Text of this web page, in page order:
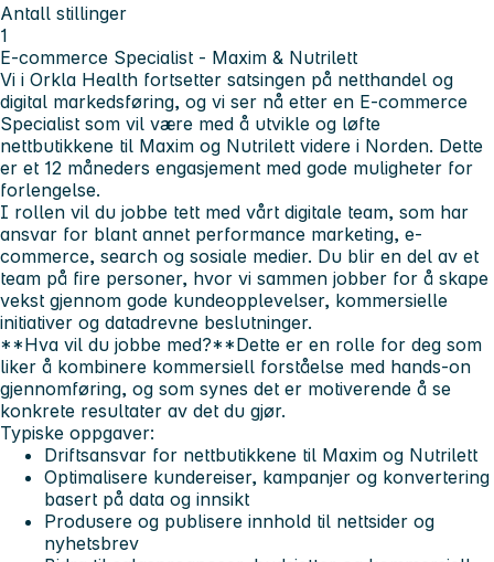
Antall stillinger
1
E-commerce Specialist - Maxim & Nutrilett
Vi i Orkla Health fortsetter satsingen på netthandel og
digital markedsføring, og vi ser nå etter en E-commerce
Specialist som vil være med å utvikle og løfte
nettbutikkene til Maxim og Nutrilett videre i Norden. Dette
er et 12 måneders engasjement med gode muligheter for
forlengelse.
I rollen vil du jobbe tett med vårt digitale team, som har
ansvar for blant annet performance marketing, e-
commerce, search og sosiale medier. Du blir en del av et
team på fire personer, hvor vi sammen jobber for å skape
vekst gjennom gode kundeopplevelser, kommersielle
initiativer og datadrevne beslutninger.
**Hva vil du jobbe med?**Dette er en rolle for deg som
liker å kombinere kommersiell forståelse med hands-on
gjennomføring, og som synes det er motiverende å se
konkrete resultater av det du gjør.
Typiske oppgaver:
Driftsansvar for nettbutikkene til Maxim og Nutrilett
Optimalisere kundereiser, kampanjer og konvertering
basert på data og innsikt
Produsere og publisere innhold til nettsider og
nyhetsbrev